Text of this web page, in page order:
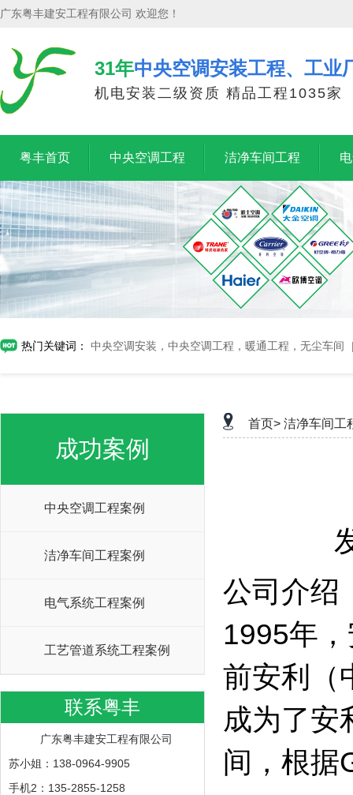
广东粤丰建安工程有限公司 欢迎您！
31年中央空调安装工程、工业
机电安装二级资质 精品工程1035家
粤丰首页 中央空调工程 洁净车间工程
热门关键词： 中央空调安装，中央空调工程，暖通工程，无尘车间
成功案例
中央空调工程案例
洁净车间工程案例
电气系统工程案例
工艺管道系统工程案例
联系粤丰
广东粤丰建安工程有限公司
苏小姐：138-0964-9905
手机2：135-2855-1258
首页> 洁净车间工
公司介绍
1995年
前安利（
成为了安
间，根据